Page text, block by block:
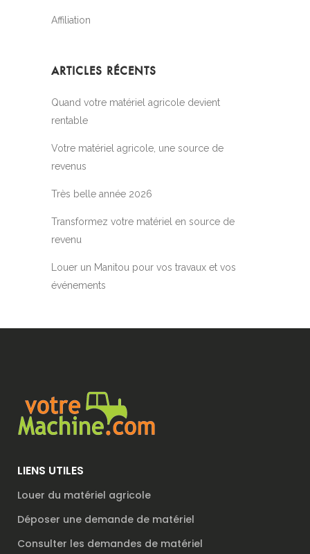
Affiliation
ARTICLES RÉCENTS
Quand votre matériel agricole devient
rentable
Votre matériel agricole, une source de
revenus
Très belle année 2026
Transformez votre matériel en source de
revenu
Louer un Manitou pour vos travaux et vos
événements
LIENS UTILES
Louer du matériel agricole
Déposer une demande de matériel
Consulter les demandes de matériel